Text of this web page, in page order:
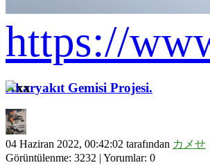
https://
Akaryakıt Gemisi Projesi.
04 Haziran 2022, 00:42:02 tarafından カメせ
Görüntülenme: 3232 | Yorumlar: 0